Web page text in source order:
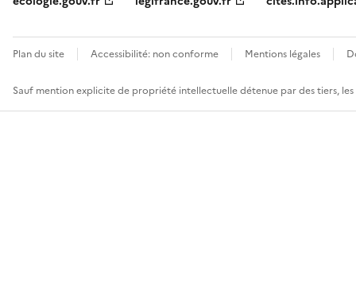
Plan du site Accessibilité: non conforme Mentions légales
Sauf mention explicite de propriété intellectuelle détenue par des tiers,